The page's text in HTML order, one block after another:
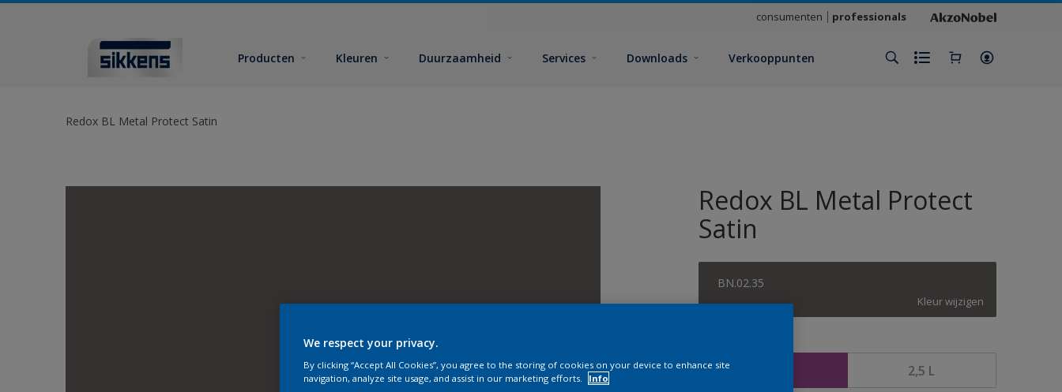
consumenten professionals
Producten Kleuren Duurzaamheid Services Downloads Verkooppunten
Redox BL Metal Protect Satin
Redox BL Metal Protect
Satin
BN.02.35
Kleur wijzigen
2,5 L
We respect your privacy.
By clicking “Accept All Cookies”, you agree to the storing of cookies on your device to enhance site
navigation, analyze site usage, and assist in our marketing efforts.
Info